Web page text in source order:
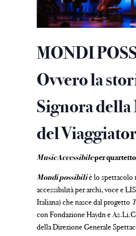
MONDI
Ovvero la
Signora della
del
MusicAccessibileper quartetto
Mondi possibiliè lo spettacolo
accessibilità per archi, voce e
Italiana) che nasce dal progetto
con Fondazione Haydn e
della Direzione Generale